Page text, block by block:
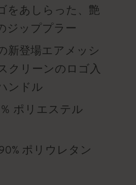
をあしらった、艶
ジッププラー
新登場エアメッシ
クリーンのロゴ入
ンドル
ポリエステル
ポリウレタン